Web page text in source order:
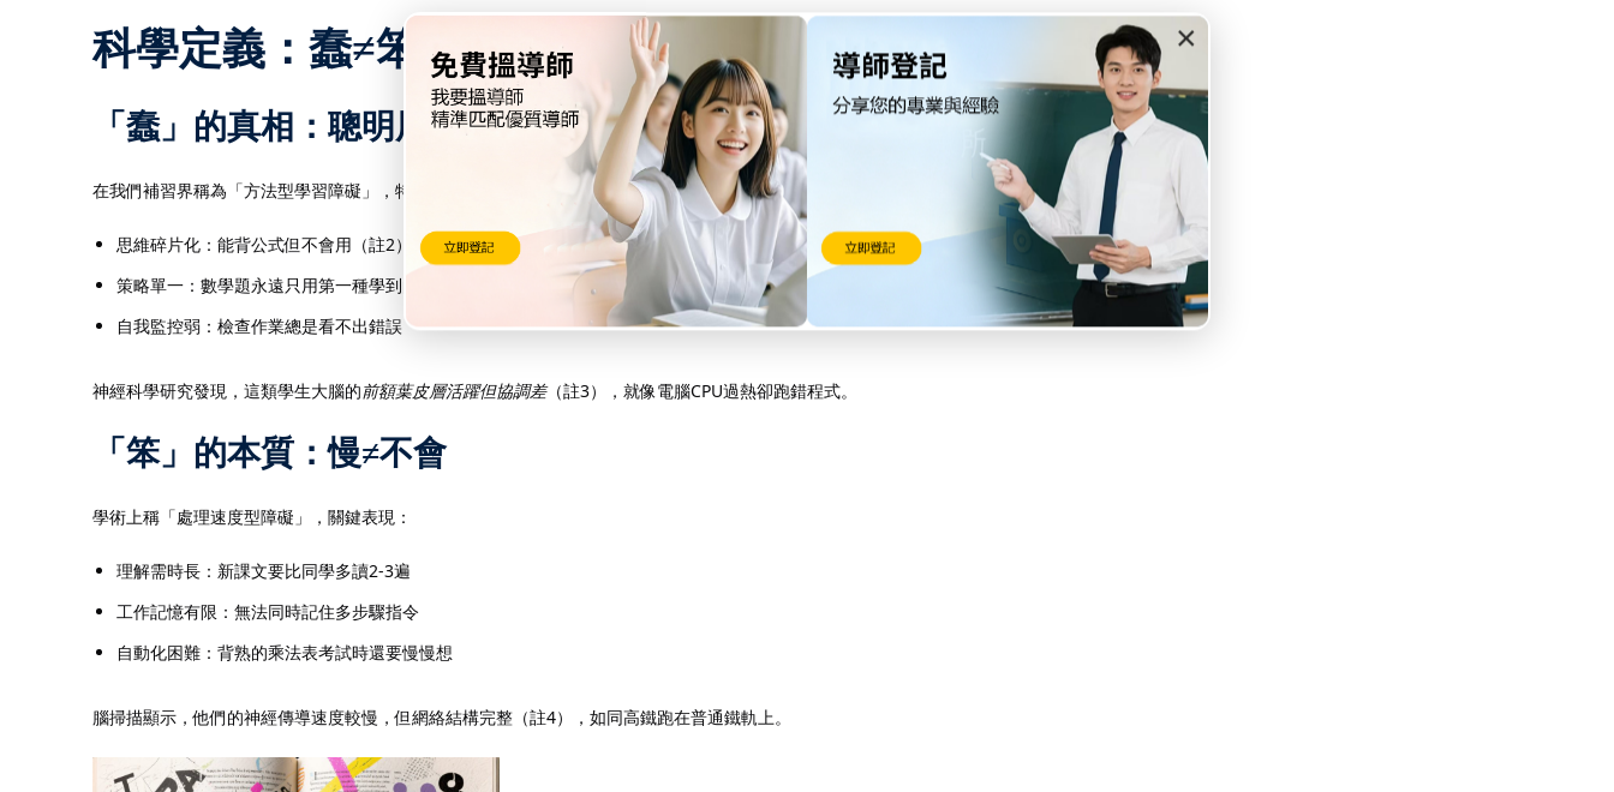
×
科學定義：蠢≠笨
「蠢」的真相：聰明用錯地方
在我們補習界稱為「方法型學習障礙」，特徵包括：
思維碎片化：能背公式但不會用（註2）
策略單一：數學題永遠只用第一種學到的方法解
自我監控弱：檢查作業總是看不出錯誤
神經科學研究發現，這類學生大腦的前額葉皮層活躍但協調差（註3），就像電腦CPU過熱卻跑錯程式。
「笨」的本質：慢≠不會
學術上稱「處理速度型障礙」，關鍵表現：
理解需時長：新課文要比同學多讀2-3遍
工作記憶有限：無法同時記住多步驟指令
自動化困難：背熟的乘法表考試時還要慢慢想
腦掃描顯示，他們的神經傳導速度較慢，但網絡結構完整（註4），如同高鐵跑在普通鐵軌上。